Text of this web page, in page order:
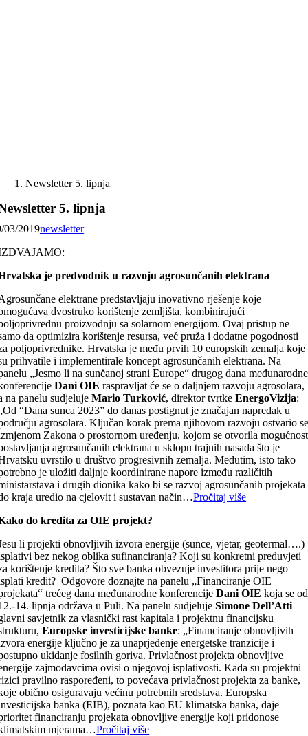
Newsletter 5. lipnja
5. lipnja
03/2019newsletter
je predvodnik u razvoju agrosunčanih elektrana
elektrane predstavljaju inovativno rješenje koje
dvostruko korištenje zemljišta, kombinirajući
proizvodnju sa solarnom energijom. Ovaj pristup ne
da optimizira korištenje resursa, već pruža i dodatne pogodnosti
poljoprivrednike. Hrvatska je među prvih 10 europskih zemalja koje
prihvatile i implementirale koncept agrosunčanih elektrana. Na
„Jesmo li na sunčanoj strani Europe“ drugog dana međunarodne
Dani OIE raspravljat će se o daljnjem razvoju agrosolara,
na panelu sudjelujeMario Turković, direktor tvrtkeEnergoVizija:
“Dana sunca 2023” do danas postignut je značajan napredak u
agrosolara. Ključan korak prema njihovom razvoju ostvario
Zakona o prostornom uređenju, kojom se otvorila mogućnost
agrosunčanih elektrana u sklopu trajnih nasada što je
uvrstilo u društvo progresivnih zemalja. Međutim, isto tako
je uložiti daljnje koordinirane napore između različitih
i drugih dionika kako bi se razvoj agrosunčanih projekata
kraja uredio na cjelovit i sustavan način…Pročitaj više
do kredita za OIE projekt?
li projekti obnovljivih izvora energije (sunce, vjetar, geotermal….)
bez nekog oblika sufinanciranja? Koji su konkretni preduvjeti
korištenje kredita? Što sve banka obvezuje investitora prije nego
kredit? Odgovore doznajte na panelu „Financiranje OIE
trećeg dana međunarodne konferencijeDani OIE koja se od
14. lipnja održava u Puli. Na panelu sudjelujeSimone Dell’Atti
savjetnik za vlasnički rast kapitala i projektnu financijsku
Europske investicijske banke: „Financiranje obnovljivih
energije ključno je za unaprjeđenje energetske tranzicije i
ukidanje fosilnih goriva. Privlačnost projekta obnovljive
zajmodavcima ovisi o njegovoj isplativosti. Kada su projektni
pravilno raspoređeni, to povećava privlačnost projekta za banke,
obično osiguravaju većinu potrebnih sredstava. Europska
banka (EIB), poznata kao EU klimatska banka, daje
financiranju projekata obnovljive energije koji pridonose
mjerama…Pročitaj više